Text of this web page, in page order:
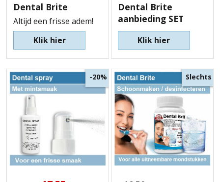
Dental Brite
Altijd een frisse adem!
Klik hier
Dental Brite
aanbieding SET
Klik hier
-20% Slechts